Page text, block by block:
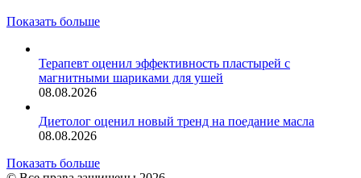
Показать больше
Терапевт оценил эффективность пластырей с
магнитными шариками для ушей
08.08.2026
Диетолог оценил новый тренд на поедание масла
08.08.2026
Показать больше